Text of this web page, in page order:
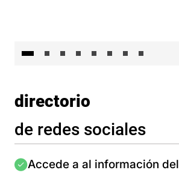
directorio
de redes sociales
Imagen
Accede a al información del